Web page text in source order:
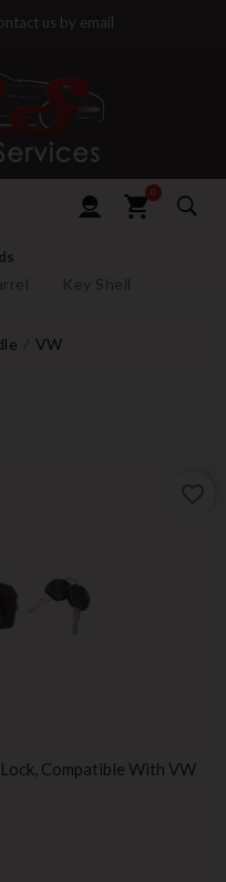
us by email
0
Key Shell
VW
Compatible With VW